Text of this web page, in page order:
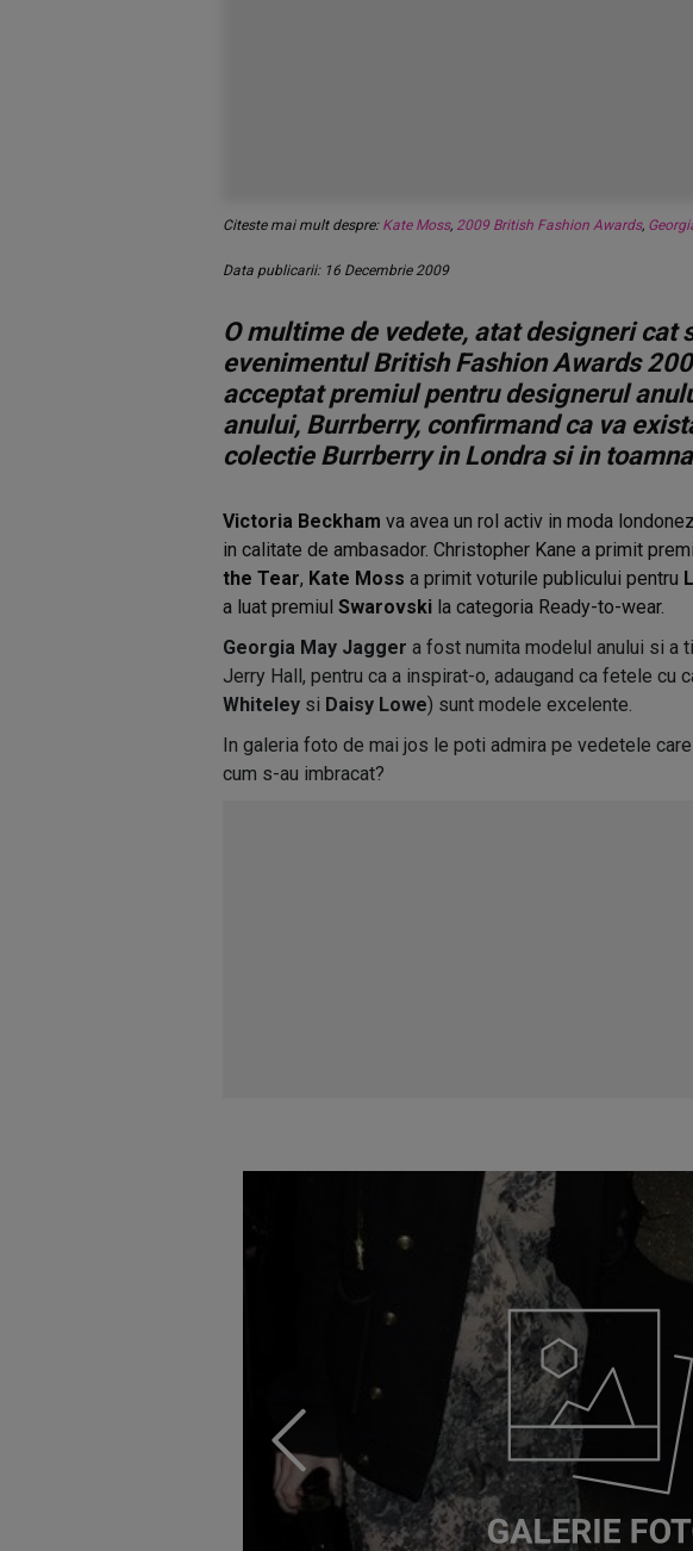
Citeste mai mult despre: Kate Moss, 2009 British Fashion Awards,
Data publicarii: 16 Decembrie 2009
O multime de vedete, atat designeri cat
evenimentul British Fashion Awards
acceptat premiul pentru designerul
anului, Burrberry, confirmand ca va
colectie Burrberry in Londra si in
Victoria Beckham va avea un rol activ in moda
in calitate de ambasador. Christopher Kane a primit
the Tear, Kate Moss a primit voturile publicului pentru
a luat premiul Swarovski la categoria Ready-to-wear.
Georgia May Jagger a fost numita modelul anului si a
Jerry Hall, pentru ca a inspirat-o, adaugand ca fetele cu
Whiteley si Daisy Lowe) sunt modele excelente.
In galeria foto de mai jos le poti admira pe vedetele
cum s-au imbracat?